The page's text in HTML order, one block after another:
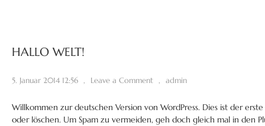
HALLO WELT!
5. Januar 2014 12:56 , Leave a Comment , admin
Willkommen zur deutschen Version von WordPress. Dies ist der
oder löschen. Um Spam zu vermeiden, geh doch gleich mal in den